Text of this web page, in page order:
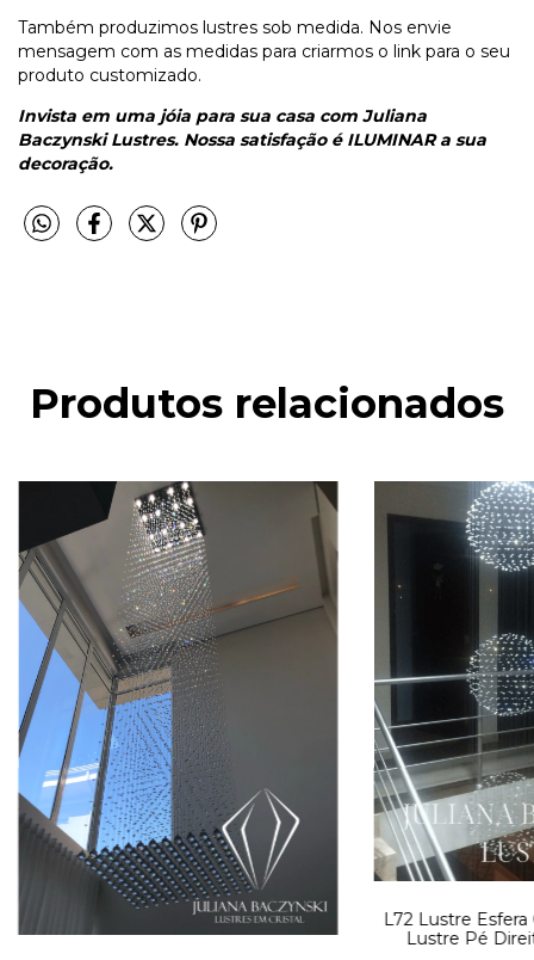
Também produzimos lustres sob medida. Nos envie
mensagem com as medidas para criarmos o link para o seu
produto customizado.
Invista em uma jóia para sua casa com Juliana
Baczynski Lustres. Nossa satisfação é ILUMINAR a sua
decoração.
Produtos relacionados
L72 Lustre
Lustre Pé